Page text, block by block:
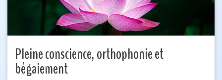
Pleine conscience, orthophonie et
bégaiement